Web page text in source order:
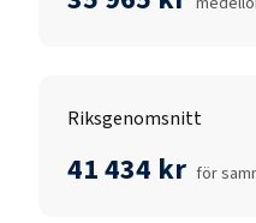
Riksgenomsnitt
41 434 kr för